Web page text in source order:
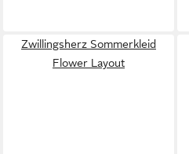
Zwillingsherz Sommerkleid
Flower Layout